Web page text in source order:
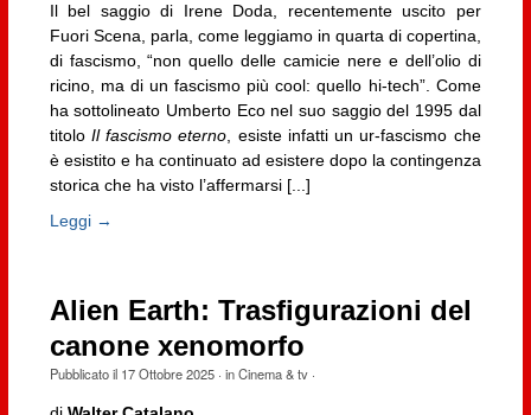
Il bel saggio di Irene Doda, recentemente uscito per
Fuori Scena, parla, come leggiamo in quarta di copertina,
di fascismo, “non quello delle camicie nere e dell’olio di
ricino, ma di un fascismo più cool: quello hi-tech”. Come
ha sottolineato Umberto Eco nel suo saggio del 1995 dal
titolo Il fascismo eterno, esiste infatti un ur-fascismo che
è esistito e ha continuato ad esistere dopo la contingenza
storica che ha visto l’affermarsi [...]
Leggi →
Alien Earth: Trasfigurazioni del
canone xenomorfo
Pubblicato il 17 Ottobre 2025· inCinema & tv·